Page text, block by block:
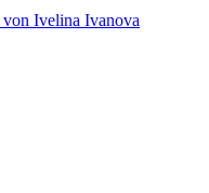
von Ivelina Ivanova